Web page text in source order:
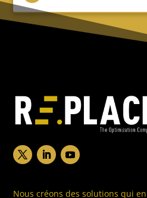
Nous créons des solutions qui